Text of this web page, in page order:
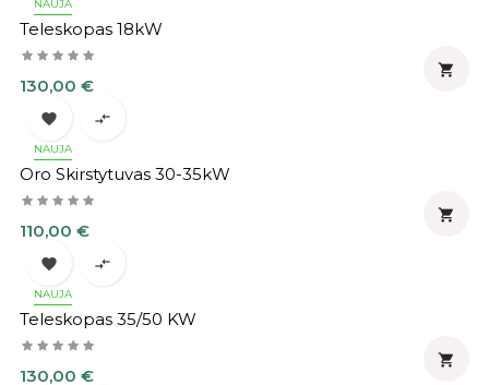
NAUJA
Teleskopas 18kW
Kaina
130,00 €

NAUJA
 
Oro Skirstytuvas 30-35kW
Kaina
110,00 €

NAUJA
 
Teleskopas 35/50 KW
Kaina
130,00 €
